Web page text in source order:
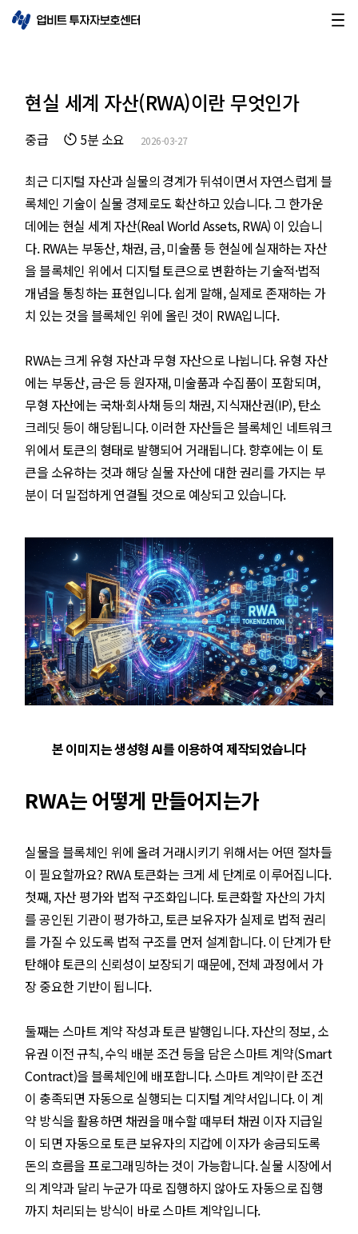
현실 세계 자산(RWA)이란 무엇인가
중급 5분 소요 2026-03-27
최근 디지털 자산과 실물의 경계가 뒤섞이면서 자연스럽게 블
록체인 기술이 실물 경제로도 확산하고 있습니다. 그 한가운
데에는 현실 세계 자산(Real World Assets, RWA) 이 있습니
다. RWA는 부동산, 채권, 금, 미술품 등 현실에 실재하는 자산
을 블록체인 위에서 디지털 토큰으로 변환하는 기술적·법적
개념을 통칭하는 표현입니다. 쉽게 말해, 실제로 존재하는 가
치 있는 것을 블록체인 위에 올린 것이 RWA입니다.
RWA는 크게 유형 자산과 무형 자산으로 나뉩니다. 유형 자산
에는 부동산, 금·은 등 원자재, 미술품과 수집품이 포함되며,
무형 자산에는 국채·회사채 등의 채권, 지식재산권(IP), 탄소
크레딧 등이 해당됩니다. 이러한 자산들은 블록체인 네트워크
위에서 토큰의 형태로 발행되어 거래됩니다. 향후에는 이 토
큰을 소유하는 것과 해당 실물 자산에 대한 권리를 가지는 부
분이 더 밀접하게 연결될 것으로 예상되고 있습니다.
본 이미지는 생성형 AI를 이용하여 제작되었습니다
RWA는 어떻게 만들어지는가
실물을 블록체인 위에 올려 거래시키기 위해서는 어떤 절차들
이 필요할까요? RWA 토큰화는 크게 세 단계로 이루어집니다.
첫째, 자산 평가와 법적 구조화입니다. 토큰화할 자산의 가치
를 공인된 기관이 평가하고, 토큰 보유자가 실제로 법적 권리
를 가질 수 있도록 법적 구조를 먼저 설계합니다. 이 단계가 탄
탄해야 토큰의 신뢰성이 보장되기 때문에, 전체 과정에서 가
장 중요한 기반이 됩니다.
둘째는 스마트 계약 작성과 토큰 발행입니다. 자산의 정보, 소
유권 이전 규칙, 수익 배분 조건 등을 담은 스마트 계약(Smart
Contract)을 블록체인에 배포합니다. 스마트 계약이란 조건
이 충족되면 자동으로 실행되는 디지털 계약서입니다. 이 계
약 방식을 활용하면 채권을 매수할 때부터 채권 이자 지급일
이 되면 자동으로 토큰 보유자의 지갑에 이자가 송금되도록
돈의 흐름을 프로그래밍하는 것이 가능합니다. 실물 시장에서
의 계약과 달리 누군가 따로 집행하지 않아도 자동으로 집행
까지 처리되는 방식이 바로 스마트 계약입니다.